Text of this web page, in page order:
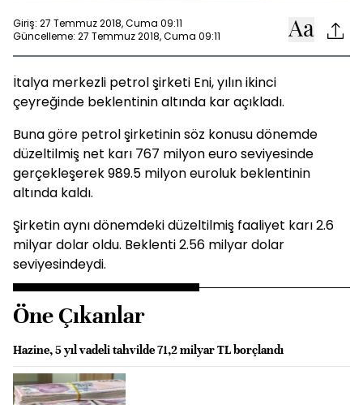
Giriş: 27 Temmuz 2018, Cuma 09:11
Güncelleme: 27 Temmuz 2018, Cuma 09:11
İtalya merkezli petrol şirketi Eni, yılın ikinci
çeyreğinde beklentinin altında kar açıkladı.
Buna göre petrol şirketinin söz konusu dönemde
düzeltilmiş net karı 767 milyon euro seviyesinde
gerçekleşerek 989.5 milyon euroluk beklentinin
altında kaldı.
Şirketin aynı dönemdeki düzeltilmiş faaliyet karı 2.6
milyar dolar oldu. Beklenti 2.56 milyar dolar
seviyesindeydi.
Öne Çıkanlar
Hazine, 5 yıl vadeli tahvilde 71,2 milyar TL borçlandı